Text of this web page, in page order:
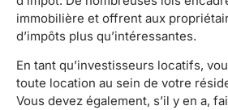
immobilière et offrent aux
d’impôts plus qu’intéressantes.
En tant qu’investisseurs locatifs,
toute location au sein de votre
Vous devez également, s’il y en a,